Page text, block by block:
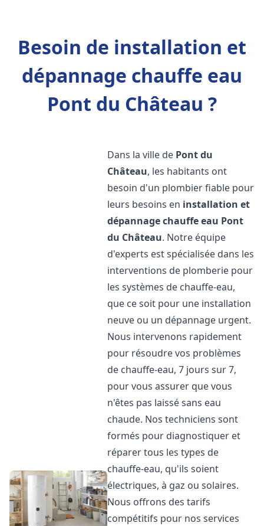
Besoin de installation et
dépannage chauffe eau
Pont du Château ?
Dans la ville de Pont du
Château, les habitants ont
besoin d'un plombier fiable pour
leurs besoins en installation et
dépannage chauffe eau Pont
du Château. Notre équipe
d'experts est spécialisée dans les
interventions de plomberie pour
les systèmes de chauffe-eau,
que ce soit pour une installation
neuve ou un dépannage urgent.
Nous intervenons rapidement
pour résoudre vos problèmes
de chauffe-eau, 7 jours sur 7,
pour vous assurer que vous
n'êtes pas laissé sans eau
chaude. Nos techniciens sont
formés pour diagnostiquer et
réparer tous les types de
chauffe-eau, qu'ils soient
électriques, à gaz ou solaires.
Nous offrons des tarifs
compétitifs pour nos services